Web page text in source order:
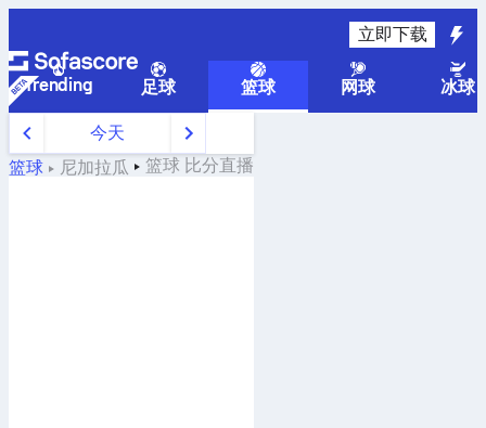
立即下载
Trending 足球 篮球 网球 冰球
今天
篮球
尼加拉瓜 篮球 比分直播